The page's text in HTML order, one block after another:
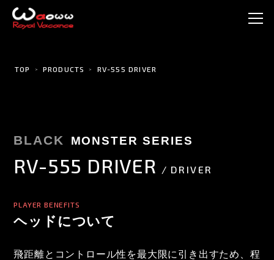
TOP PRODUCTS RV-555 DRIVER
BLACK MONSTER SERIES
RV-555 DRIVER DRIVER
PLAYER BENEFITS
ヘッドについて
飛距離とコントロール性を最大限に引き出すため、程